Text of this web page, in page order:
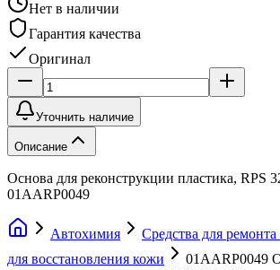
Нет в наличии
Гарантия качества
Оригинал
Уточнить наличие
Описание
Основа для реконструкции пластика, RPS
01AARP0049
Автохимия Средства для
для восстановления кожи
01AARP0049